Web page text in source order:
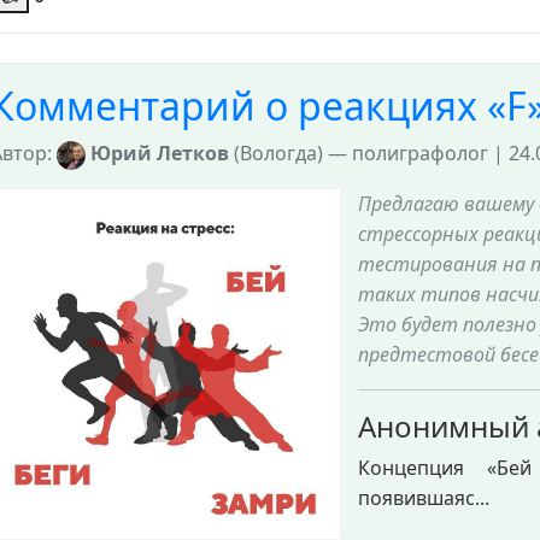
о реакциях
Юрий Летков(Вологда) — полиграфолог |
Предлагаю
стрессорных
тестирования на
таких типов
Это будет
предтестовой
Анонимный
Концепция
появившаяс...